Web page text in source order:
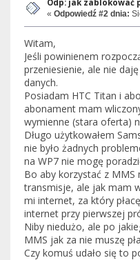
Odp: jak zablokować
« Odpowiedź #2 dnia:
Witam,
Jeśli powinienem
przeniesienie, ale nie
danych.
Posiadam HTC Titan i
abonament mam
wymienne (stara oferta)
Długo użytkowałem
nie było żadnych
na WP7 nie mogę
Bo aby korzystać z MMS
transmisje, ale jak mam
mi internet, za który
internet przy pierwszej
Niby niedużo, ale po
MMS jak za nie muszę
Czy komuś udało się to